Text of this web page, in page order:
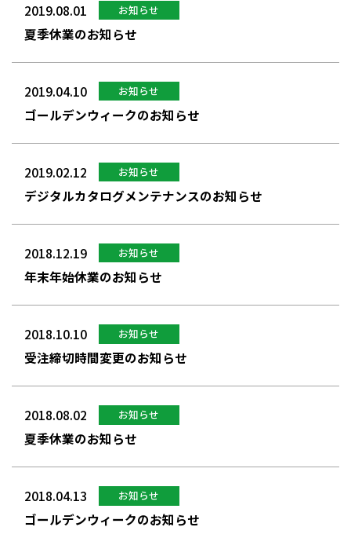
2019.08.01 お知らせ
夏季休業のお知らせ
2019.04.10 お知らせ
ゴールデンウィークのお知らせ
2019.02.12 お知らせ
デジタルカタログメンテナンスのお知らせ
2018.12.19 お知らせ
年末年始休業のお知らせ
2018.10.10 お知らせ
受注締切時間変更のお知らせ
2018.08.02 お知らせ
夏季休業のお知らせ
2018.04.13 お知らせ
ゴールデンウィークのお知らせ